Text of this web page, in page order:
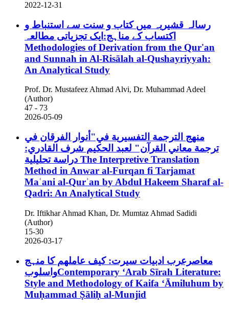
2022-12-31
رسالہ قشیریہ میں کتاب و سنت سے استنباط و
اکتساب کے مناہج:ایک تجزیاتی مطالعہ
Methodologies of Derivation from the Qur'an
and Sunnah in Al-Risālah al-Qushayriyyah:
An Analytical Study
Prof. Dr. Mustafeez Ahmad Alvi, Dr. Muhammad Adeel
(Author)
47 - 73
2026-05-09
منهج الترجمة التفسيرية في"أنوار الفرقان في
ترجمة معاني القرآن" لعبد الحكيم شرف القادري:
The Interpretive Translation
Method in Anwar al-Furqan fi Tarjamat
Maʿani al-Qurʾan by Abdul Hakeem Sharaf al-
Qadri: An Analytical Study
Dr. Iftikhar Ahmad Khan, Dr. Mumtaz Ahmad Sadidi
(Author)
15-30
2026-03-17
معاصرعرب ادبیات سیرت: کیف عاملھم کا منہج
واسلوبContemporary ‘Arab Sīrah Literature:
Style and Methodology of Kaifa ‘Āmiluhum by
Muḥammad Ṣāliḥ al-Munjid